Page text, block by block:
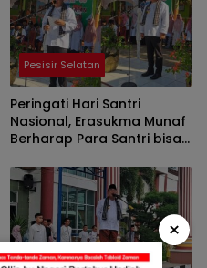
Pesisir Selatan
Peringati Hari Santri
Nasional, Erasukma Munaf
Berharap Para Santri bisa
Bangsa
Pesisir Selatan
×